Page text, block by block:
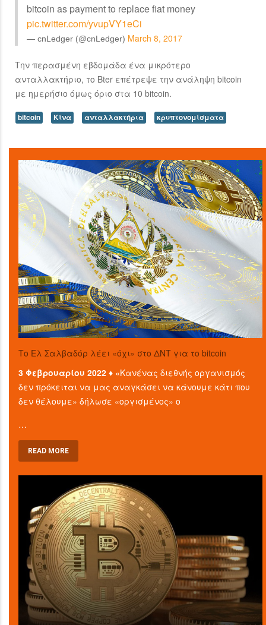
bitcoin as payment to replace fiat money
pic.twitter.com/yvupVY1eCi
— cnLedger (@cnLedger) March 8, 2017
Την περασμένη εβδομάδα ένα μικρότερο
ανταλλακτήριο, το Bter επέτρεψε την ανάληψη bitcoin
με ημερήσιο όμως όριο στα 10 bitcoin.
bitcoin Κίνα ανταλλακτήρια κρυπτονομίσματα
Το Ελ Σαλβαδόρ λέει «όχι» στο ΔΝΤ για το bitcoin
3 Φεβρουαρίου 2022 ♦ «Κανένας διεθνής οργανισμός
δεν πρόκειται να μας αναγκάσει να κάνουμε κάτι που
δεν θέλουμε» δήλωσε «οργισμένος» ο
…
READ MORE